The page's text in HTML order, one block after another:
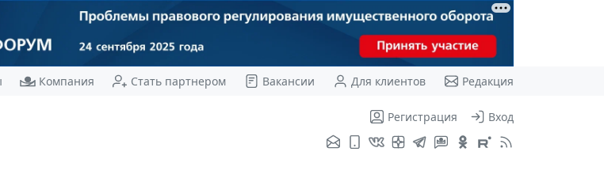
Компания Стать партнером Вакансии Для клиентов Редакция
Регистрация Вход